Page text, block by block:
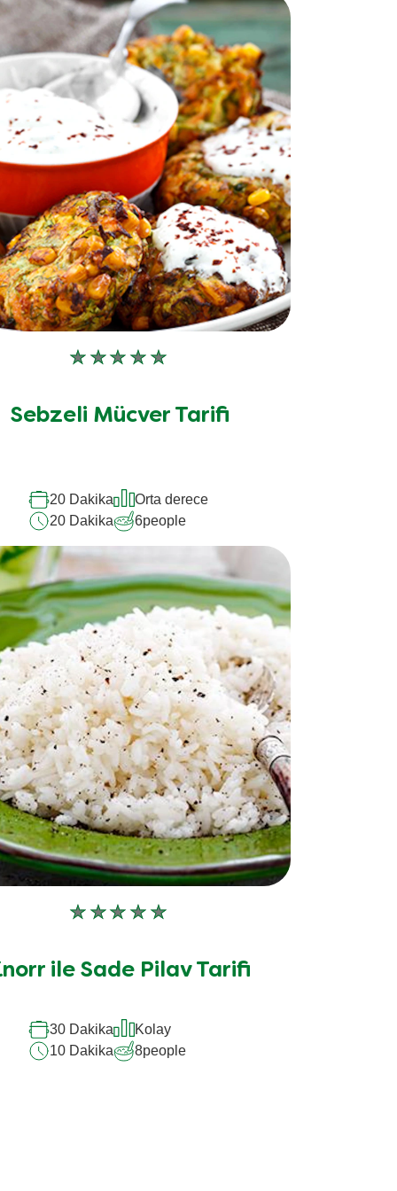
Bu
için
Sebzeli Mücver Tarifi
20 Dakika
Orta derece
20 Dakika
6people
Bu
için
ile Sade Pilav Tarifi
30 Dakika
Kolay
10 Dakika
8people